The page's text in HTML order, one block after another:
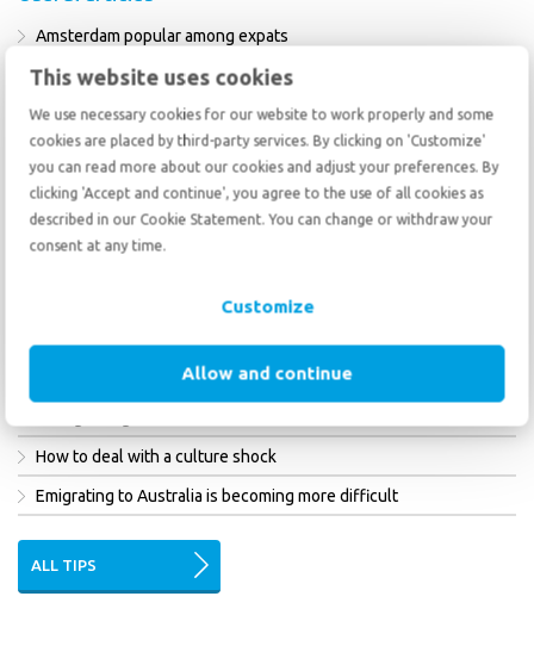
This website uses cookies
We use necessary cookies for our website to work properly and some
cookies are placed by third-party services. By clicking on 'Customize'
you can read more about our cookies and adjust your preferences. By
clicking 'Accept and continue', you agree to the use of all cookies as
described in our Cookie Statement. You can change or withdraw your
consent at any time.
Customize
Allow and continue
Amsterdam popular among expats
Emigrating to Australia is becoming more difficult
Living in The Netherlands
What is the best country to live in?
Where to live in Spain? We list the most beautiful places for you.
How to deal with a culture shock
Emigrating to Australia is becoming more difficult
ALL TIPS